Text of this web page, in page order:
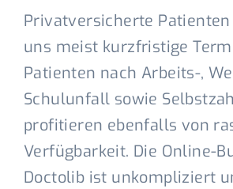
Privatversicherte
uns meist kurzfristige
Patienten nach Arbeits-,
Schulunfall sowie
profitieren ebenfalls von
Verfügbarkeit. Die Online-
Doctolib ist unkompliziert